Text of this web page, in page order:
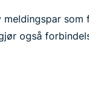
som
også